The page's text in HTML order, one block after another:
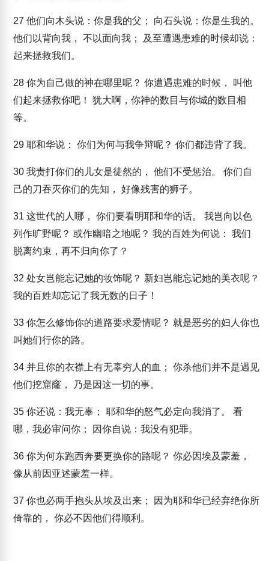
27 他们向木头说：你是我的父； 向石头说：你是生我的。
他们以背向我， 不以面向我； 及至遭遇患难的时候却说：
起来拯救我们。
28 你为自己做的神在哪里呢？ 你遭遇患难的时候， 叫他
们起来拯救你吧！ 犹大啊，你神的数目与你城的数目相
等。
29 耶和华说： 你们为何与我争辩呢？ 你们都违背了我。
30 我责打你们的儿女是徒然的， 他们不受惩治。 你们自
己的刀吞灭你们的先知， 好像残害的狮子。
31 这世代的人哪， 你们要看明耶和华的话。 我岂向以色
列作旷野呢？ 或作幽暗之地呢？ 我的百姓为何说： 我们
脱离约束，再不归向你了？
32 处女岂能忘记她的妆饰呢？ 新妇岂能忘记她的美衣呢？
我的百姓却忘记了我无数的日子！
33 你怎么修饰你的道路要求爱情呢？ 就是恶劣的妇人你也
叫她们行你的路。
34 并且你的衣襟上有无辜穷人的血； 你杀他们并不是遇见
他们挖窟窿， 乃是因这一切的事。
35 你还说：我无辜； 耶和华的怒气必定向我消了。 看
哪，我必审问你； 因你自说：我没有犯罪。
36 你为何东跑西奔要更换你的路呢？ 你必因埃及蒙羞，
像从前因亚述蒙羞一样。
37 你也必两手抱头从埃及出来； 因为耶和华已经弃绝你所
倚靠的， 你必不因他们得顺利。